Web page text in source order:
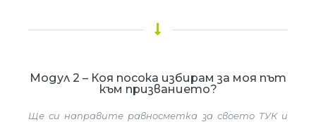
Модул 2 – Коя посока избирам за моя път
към призванието?
Ще си направите равносметка за своето ТУК и